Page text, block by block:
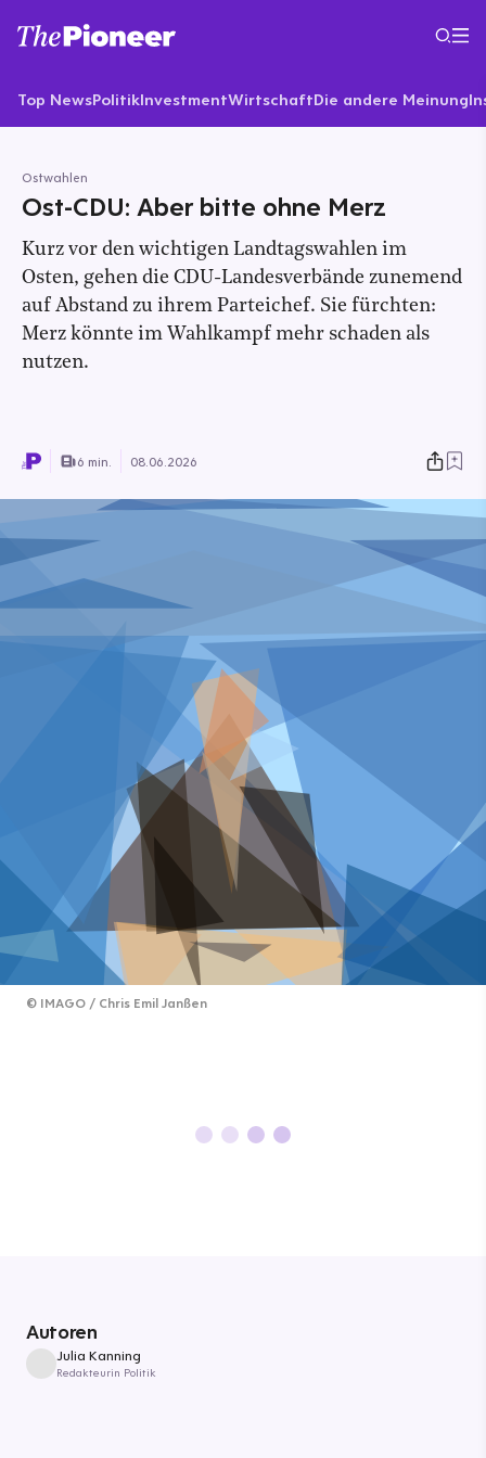
Top NewsPolitikInvestmentWirtschaftDie andere Meinung
Ostwahlen
Ost-CDU: Aber bitte ohne Merz
Kurz vor den wichtigen Landtagswahlen im
Osten, gehen die CDU-Landesverbände zunemend
auf Abstand zu ihrem Parteichef. Sie fürchten:
Merz könnte im Wahlkampf mehr schaden als
nutzen.
6 min. 08.06.2026
© IMAGO / Chris Emil Janßen
Autoren
Julia Kanning
Redakteurin Politik